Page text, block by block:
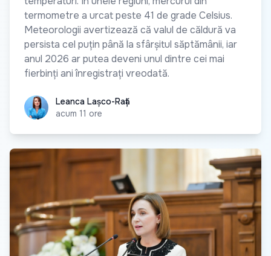
termometre a urcat peste 41 de grade Celsius.
Meteorologii avertizează că valul de căldură va
persista cel puțin până la sfârșitul săptămânii, iar
anul 2026 ar putea deveni unul dintre cei mai
fierbinți ani înregistrați vreodată.
Leanca Lașco-Rață
Leanca Lașco-Rață
acum 11 ore